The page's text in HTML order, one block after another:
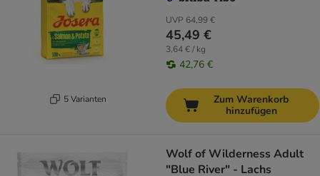
5 Varianten
UVP 64,99 €
45,49 €
3,64 € / kg
42,76 €
Zum Warenkorb
hinzufügen
Wolf of Wilderness Adult
"Blue River" - Lachs